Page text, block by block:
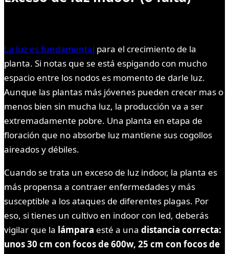
La luz es fundamental para el crecimiento de la
planta. Si notas que se está espigando con mucho
espacio entre los nodos es momento de darle luz.
Aunque las plantas más jóvenes pueden crecer mas o
menos bien sin mucha luz, la producción va a ser
extremadamente pobre. Una planta en etapa de
floración que no absorbe luz mantiene sus cogollos
aireados y débiles.
Cuando se trata un exceso de luz indoor, la planta es
más propensa a contraer enfermedades y más
susceptible a los ataques de diferentes plagas. Por
eso, si tienes un cultivo en indoor con led, deberás
vigilar que la lámpara esté a una distancia correcta:
unos 30 cm con focos de 600w, 25 cm con focos de